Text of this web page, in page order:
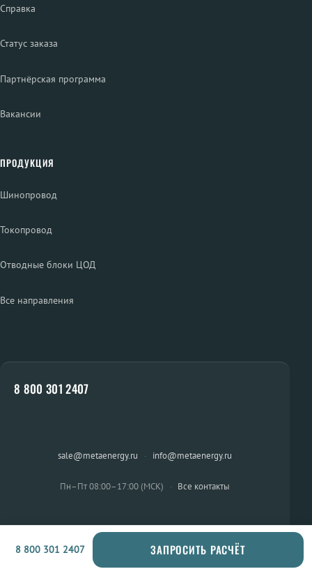
Справка
Статус заказа
Партнёрская программа
Вакансии
ПРОДУКЦИЯ
Шинопровод
Токопровод
Отводные блоки ЦОД
Все направления
8 800 301 2407
sale@metaenergy.ru · info@metaenergy.ru
Пн–Пт 08:00–17:00 (МСК) · Все контакты
ОСТАЛИСЬ ВОПРОСЫ?
8 800 301 2407 ЗАПРОСИТЬ РАСЧЁТ